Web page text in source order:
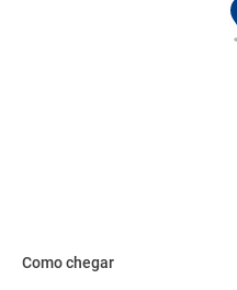
Como chegar